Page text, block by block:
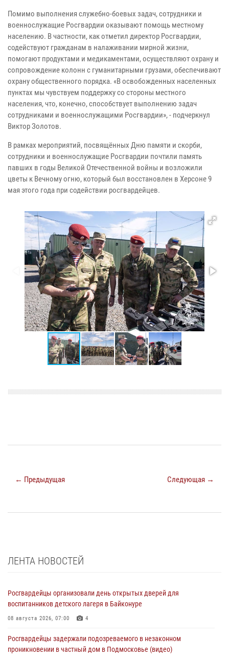
Помимо выполнения служебно-боевых задач, сотрудники и
военнослужащие Росгвардии оказывают помощь местному
населению. В частности, как отметил директор Росгвардии,
содействуют гражданам в налаживании мирной жизни,
помогают продуктами и медикаментами, осуществляют охрану и
сопровождение колонн с гуманитарными грузами, обеспечивают
охрану общественного порядка. «В освобожденных населенных
пунктах мы чувствуем поддержку со стороны местного
населения, что, конечно, способствует выполнению задач
сотрудниками и военнослужащими Росгвардии», - подчеркнул
Виктор Золотов.
В рамках мероприятий, посвящённых Дню памяти и скорби,
сотрудники и военнослужащие Росгвардии почтили память
павших в годы Великой Отечественной войны и возложили
цветы к Вечному огню, который был восстановлен в Херсоне 9
мая этого года при содействии росгвардейцев.
← Предыдущая Следующая →
ЛЕНТА НОВОСТЕЙ
Росгвардейцы организовали день открытых дверей для
воспитанников детского лагеря в Байконуре
08 августа 2026, 07:00 4
Росгвардейцы задержали подозреваемого в незаконном
проникновении в частный дом в Подмосковье (видео)